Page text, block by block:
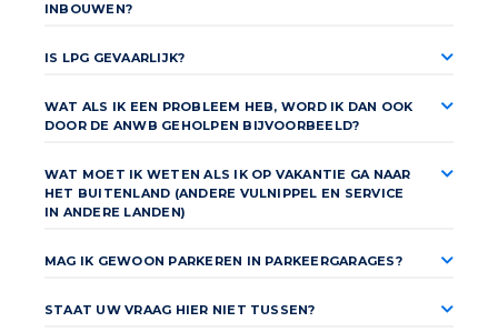
INBOUWEN?
IS LPG GEVAARLIJK?
WAT ALS IK EEN PROBLEEM HEB, WORD IK DAN OOK
DOOR DE ANWB GEHOLPEN BIJVOORBEELD?
WAT MOET IK WETEN ALS IK OP VAKANTIE GA NAAR
HET BUITENLAND (ANDERE VULNIPPEL EN SERVICE
IN ANDERE LANDEN)
MAG IK GEWOON PARKEREN IN PARKEERGARAGES?
STAAT UW VRAAG HIER NIET TUSSEN?